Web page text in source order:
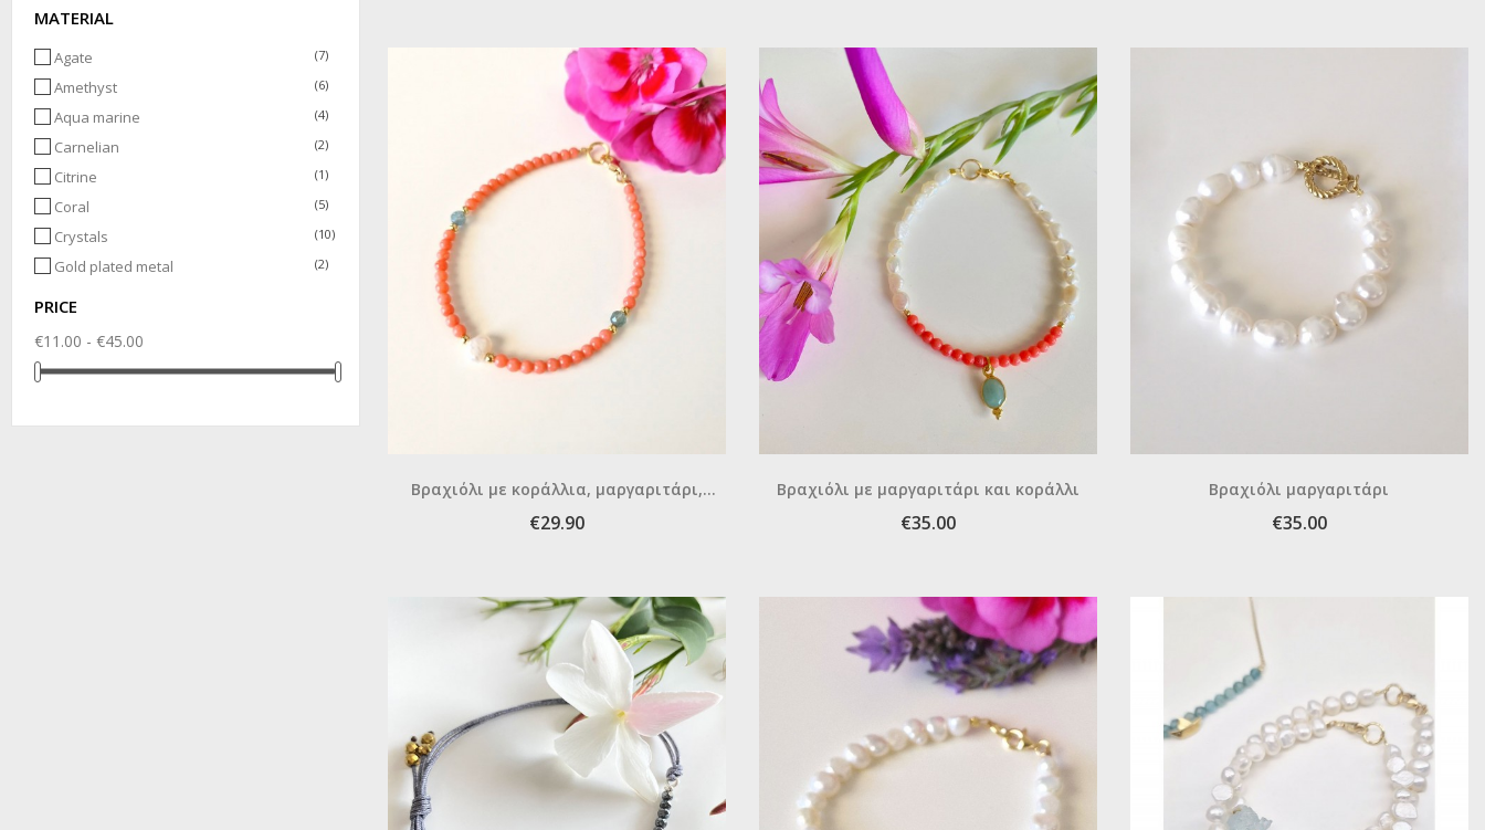
Transparent
White
light blue
MATERIAL
Agate (7)
Amethyst (6)
Aqua marine (4)
Carnelian (2)
Citrine (1)
Coral (5)
Crystals (10)
Gold plated metal (2)
PRICE
€11.00 - €45.00
Βραχιόλι με κοράλλια, μαργαριτάρι,
απατίτη
€29.90
Βραχιόλι με μαργαριτάρι και κοράλλι
€35.00
Βραχιόλι μαργαριτάρι
€35.00